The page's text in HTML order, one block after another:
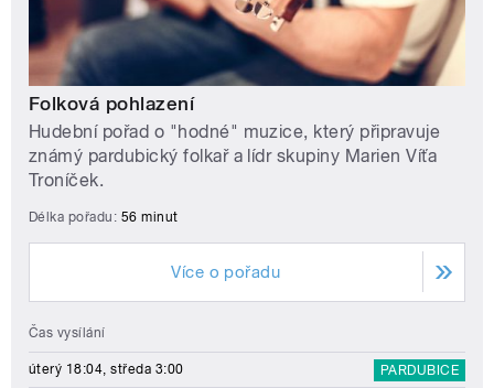
Folková pohlazení
Hudební pořad o "hodné" muzice, který připravuje
známý pardubický folkař a lídr skupiny Marien Víťa
Troníček.
Délka pořadu: 56 minut
Více o pořadu
Čas vysílání
úterý 18:04, středa 3:00 PARDUBICE